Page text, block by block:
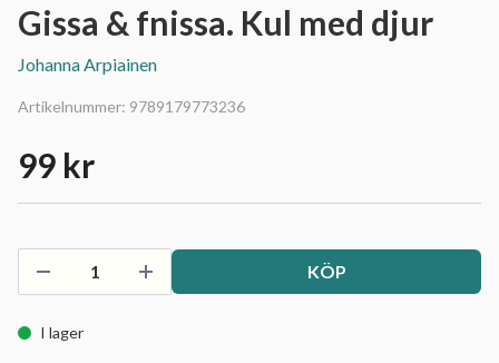
Gissa & fnissa. Kul med djur
Johanna Arpiainen
Artikelnummer: 9789179773236
99 kr
KÖP
I lager